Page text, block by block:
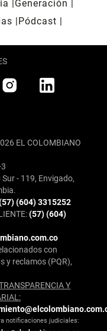
Generación
Pódcast
EL COLOMBIANO
- 119, Envigado,
(604) 3315252
(57) (604)
con
y reclamos (PQR),
Y
notificaciones judiciales: